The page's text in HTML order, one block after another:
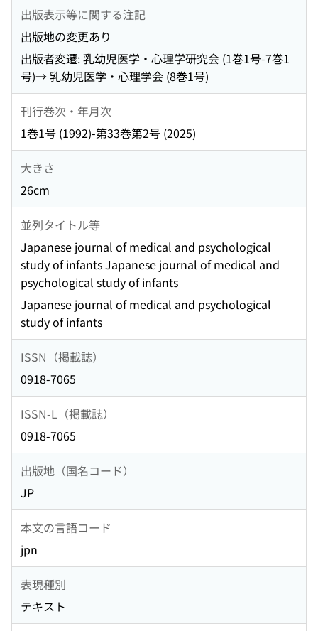
出版表示等に関する注記
出版地の変更あり
出版者変遷: 乳幼児医学・心理学研究会 (1巻1号-7巻1
号)→ 乳幼児医学・心理学会 (8巻1号)
刊行巻次・年月次
1巻1号 (1992)-第33巻第2号 (2025)
大きさ
26cm
並列タイトル等
Japanese journal of medical and psychological
study of infants Japanese journal of medical and
psychological study of infants
Japanese journal of medical and psychological
study of infants
ISSN（掲載誌）
0918-7065
ISSN-L（掲載誌）
0918-7065
出版地（国名コード）
JP
本文の言語コード
jpn
表現種別
テキスト